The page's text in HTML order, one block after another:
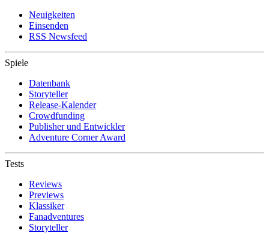
Neuigkeiten
Einsenden
RSS Newsfeed
Spiele
Datenbank
Storyteller
Release-Kalender
Crowdfunding
Publisher und Entwickler
Adventure Corner Award
Tests
Reviews
Previews
Klassiker
Fanadventures
Storyteller